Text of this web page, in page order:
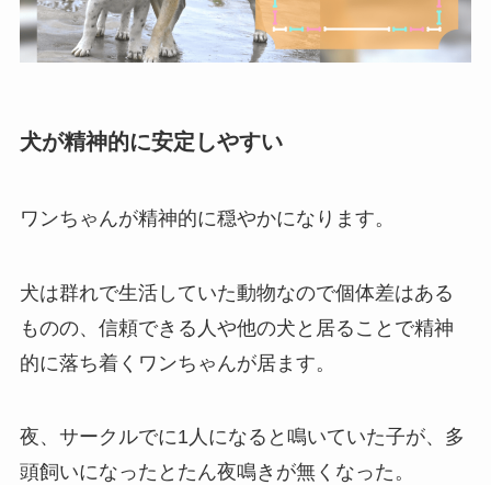
犬が精神的に安定しやすい
ワンちゃんが精神的に穏やかになります。
犬は群れで生活していた動物なので個体差はある
ものの、信頼できる人や他の犬と居ることで精神
的に落ち着くワンちゃんが居ます。
夜、サークルでに1人になると鳴いていた子が、多
頭飼いになったとたん夜鳴きが無くなった。